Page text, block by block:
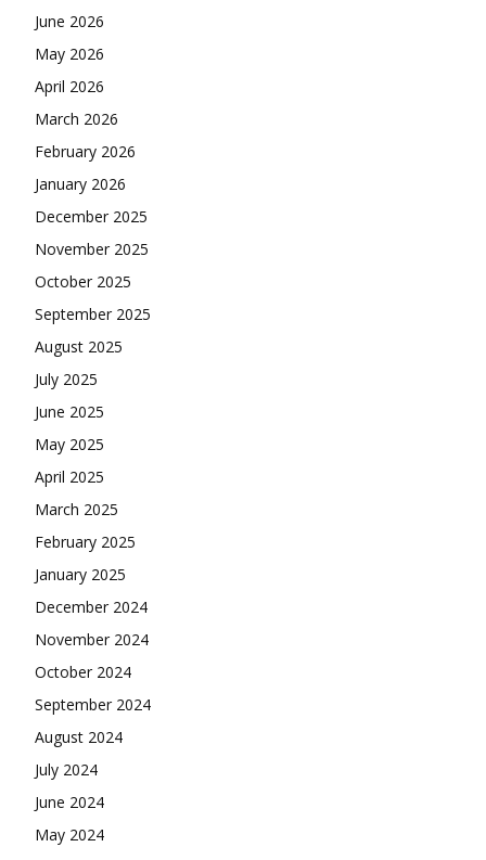
June 2026
May 2026
April 2026
March 2026
February 2026
January 2026
December 2025
November 2025
October 2025
September 2025
August 2025
July 2025
June 2025
May 2025
April 2025
March 2025
February 2025
January 2025
December 2024
November 2024
October 2024
September 2024
August 2024
July 2024
June 2024
May 2024